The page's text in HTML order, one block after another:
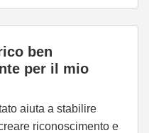
ben
per il mio
aiuta a stabilire
riconoscimento e